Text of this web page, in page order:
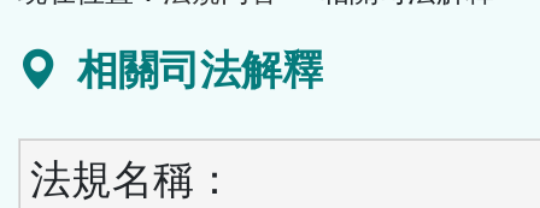
相關司法解釋
法規名稱：